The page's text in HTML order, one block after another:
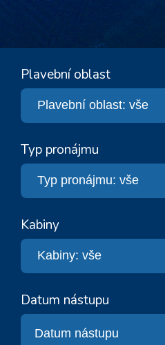
Plavební oblast
Typ pronájmu
Kabiny
Datum nástupu